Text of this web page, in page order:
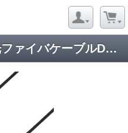
汎用イーサネット対応 光ファイバケーブルDFC-SMWZLCWZLC-FDS21